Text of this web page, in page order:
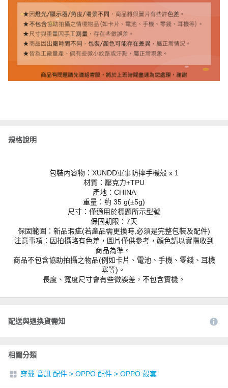
規格說明
包裝內容物：XUNDD軍事防摔手機殼 x 1
材質：壓克力+TPU
產地：CHINA
重量：約 35 g(±5g)
尺寸：僅適用於標題所示型號
保固期限：7天
保固範圍：新品瑕疵(若產品需更換時,必須是完整包裝及配件)
注意事項：因拍攝略有色差，圖片僅供參考，顏色請以實際收到
商品為準。
商品不包含協助拍攝之物品(例如卡片、電池、手機、零錢、耳機
塞等)。
長度、寬度尺寸會有些微誤差，不包含實機。
配送與退換貨需知
相關分類
穿戴 音訊 配件 > OPPO 配件 > OPPO 殼套